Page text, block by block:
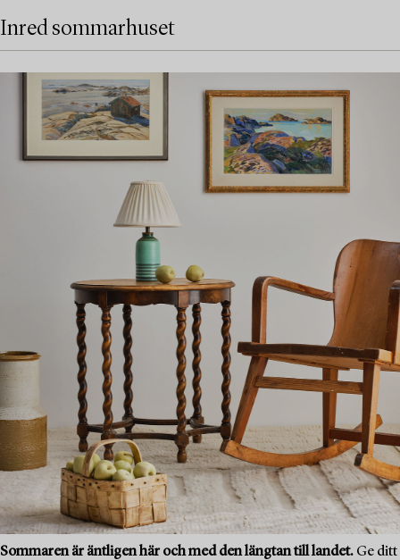
Inred sommarhuset
Sommaren är äntligen här och med den längtan till landet. Ge ditt